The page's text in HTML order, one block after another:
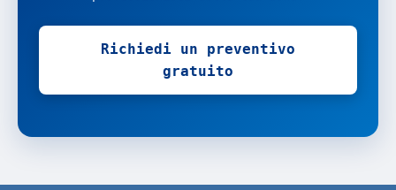
Richiedi un preventivo
gratuito